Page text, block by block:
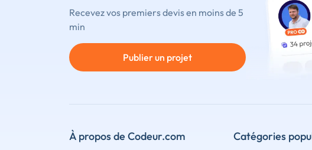
Recevez vos premiers devis en moins de 5
min
Publier un projet
À propos de Codeur.com Catégories